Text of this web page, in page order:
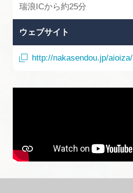
瑞浪ICから約25分
ウェブサイト
http://nakasendou.jp/aioiza/